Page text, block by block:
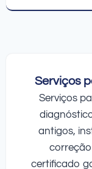
Serviços
Serviços
antigos,
correção
certificado